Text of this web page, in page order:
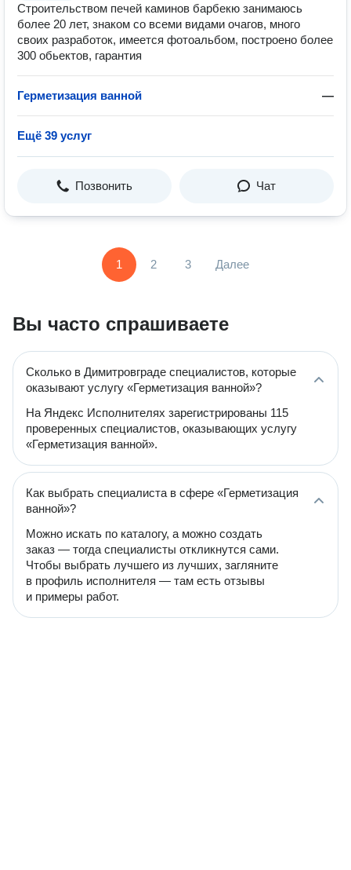
Строительством печей каминов барбекю занимаюсь
более 20 лет, знаком со всеми видами очагов, много
своих разработок, имеется фотоальбом, построено более
300 обьектов, гарантия
Герметизация ванной —
Ещё 39 услуг
Позвонить Чат
1 2 3 Далее
Вы часто спрашиваете
Сколько в Димитровграде специалистов, которые
оказывают услугу «Герметизация ванной»?
На Яндекс Исполнителях зарегистрированы 115
проверенных специалистов, оказывающих услугу
«Герметизация ванной».
Как выбрать специалиста в сфере «Герметизация
ванной»?
Можно искать по каталогу, а можно создать
заказ — тогда специалисты откликнутся сами.
Чтобы выбрать лучшего из лучших, загляните
в профиль исполнителя — там есть отзывы
и примеры работ.